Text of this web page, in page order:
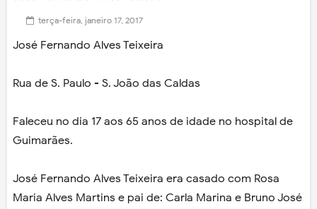
terça-feira, janeiro 17, 2017
José Fernando Alves Teixeira
Rua de S. Paulo - S. João das Caldas
Faleceu no dia 17 aos 65 anos de idade no hospital de
Guimarães.
José Fernando Alves Teixeira era casado com Rosa
Maria Alves Martins e pai de: Carla Marina e Bruno José